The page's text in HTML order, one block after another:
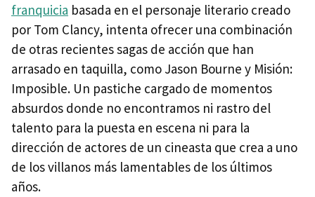
franquicia basada en el personaje literario creado
por Tom Clancy, intenta ofrecer una combinación
de otras recientes sagas de acción que han
arrasado en taquilla, como Jason Bourne y Misión:
Imposible. Un pastiche cargado de momentos
absurdos donde no encontramos ni rastro del
talento para la puesta en escena ni para la
dirección de actores de un cineasta que crea a uno
de los villanos más lamentables de los últimos
años.